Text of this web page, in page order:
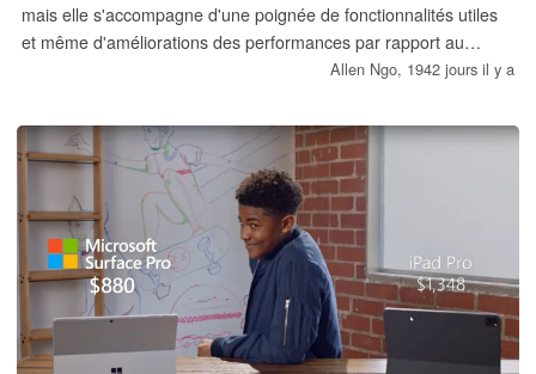
mais elle s'accompagne d'une poignée de fonctionnalités utiles
et même d'améliorations des performances par rapport au
S333JA, dont chaque utilisateur peut tirer parti. Le port USB-C
Allen Ngo, 1942 jours il y a